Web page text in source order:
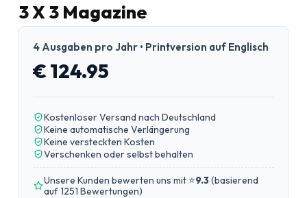
3 X 3 Magazine
4 Ausgaben pro Jahr • Printversion auf Englisch
€ 124.95
Kostenloser Versand nach Deutschland
Keine automatische Verlängerung
Keine versteckten Kosten
Verschenken oder selbst behalten
Unsere Kunden bewerten uns mit ⭐9.3(basierend
auf 1251 Bewertungen)